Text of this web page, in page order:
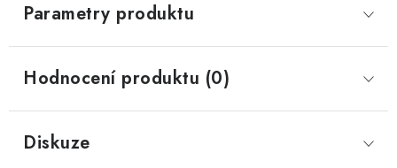
Parametry produktu
Hodnocení produktu (0)
Diskuze